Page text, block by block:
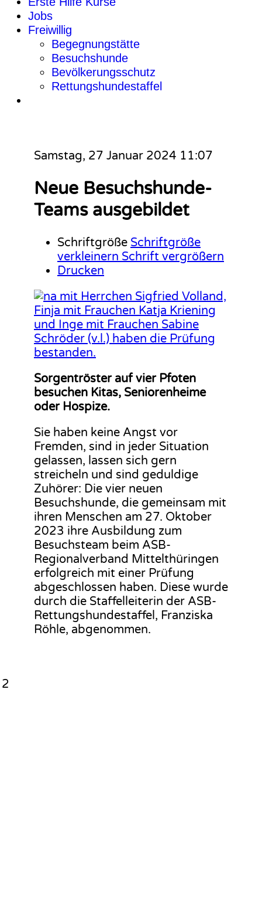
Jobs
Freiwillig
Begegnungstätte
Besuchshunde
Bevölkerungsschutz
Rettungshundestaffel
Samstag, 27 Januar 2024 11:07
Neue Besuchshunde-
Teams ausgebildet
Schriftgröße Schriftgröße
verkleinern Schrift vergrößern
Drucken
Sorgentröster auf vier Pfoten
besuchen Kitas, Seniorenheime
oder Hospize.
Sie haben keine Angst vor
Fremden, sind in jeder Situation
gelassen, lassen sich gern
streicheln und sind geduldige
Zuhörer: Die vier neuen
Besuchshunde, die gemeinsam mit
ihren Menschen am 27. Oktober
2023 ihre Ausbildung zum
Besuchsteam beim ASB-
Regionalverband Mittelthüringen
erfolgreich mit einer Prüfung
abgeschlossen haben. Diese wurde
durch die Staffelleiterin der ASB-
Rettungshundestaffel, Franziska
Röhle, abgenommen.